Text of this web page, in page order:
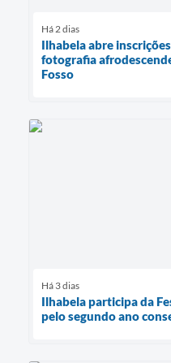
Há 2 dias
Ilhabela abre
fotografia
Fosso
Há 3 dias
Ilhabela participa da
pelo segundo ano